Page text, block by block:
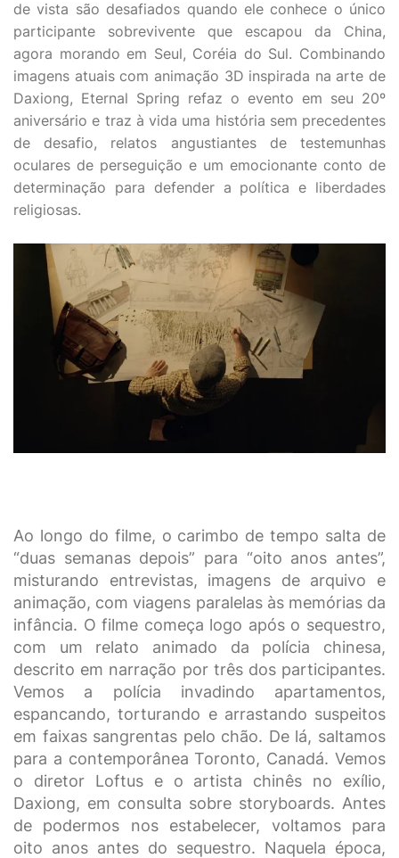
de vista são desafiados quando ele conhece o único
participante sobrevivente que escapou da China,
agora morando em Seul, Coréia do Sul. Combinando
imagens atuais com animação 3D inspirada na arte de
Daxiong, Eternal Spring refaz o evento em seu 20º
aniversário e traz à vida uma história sem precedentes
de desafio, relatos angustiantes de testemunhas
oculares de perseguição e um emocionante conto de
determinação para defender a política e liberdades
religiosas.
Ao longo do filme, o carimbo de tempo salta de
“duas semanas depois” para “oito anos antes”,
misturando entrevistas, imagens de arquivo e
animação, com viagens paralelas às memórias da
infância. O filme começa logo após o sequestro,
com um relato animado da polícia chinesa,
descrito em narração por três dos participantes.
Vemos a polícia invadindo apartamentos,
espancando, torturando e arrastando suspeitos
em faixas sangrentas pelo chão. De lá, saltamos
para a contemporânea Toronto, Canadá. Vemos
o diretor Loftus e o artista chinês no exílio,
Daxiong, em consulta sobre storyboards. Antes
de podermos nos estabelecer, voltamos para
oito anos antes do sequestro. Naquela época,